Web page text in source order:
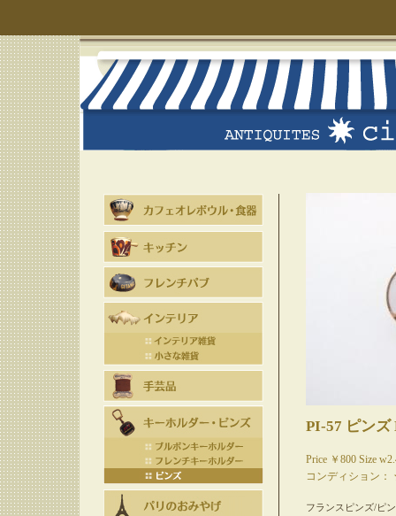
PI-57 ピン
Price ￥800 Size
コンディショ
フランスピンズ/ピ